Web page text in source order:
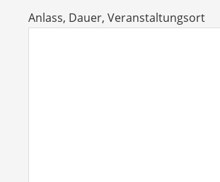
Anlass, Dauer, Veranstaltungsort